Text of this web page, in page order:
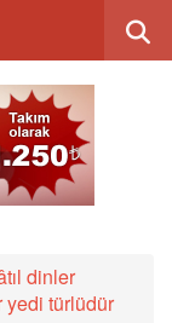
dinler
yedi türlüdür